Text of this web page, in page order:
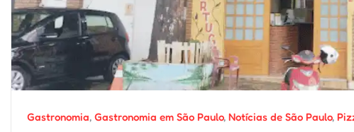
Gastronomia, Gastronomia em São Paulo, Notícias de São Paulo,